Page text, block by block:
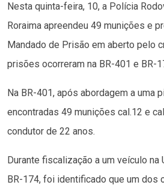
Nesta quinta-feira, 10, a Polícia
Roraima apreendeu 49 munições e
Mandado de Prisão em aberto pelo
prisões ocorreram na BR-401 e BR-
Na BR-401, após abordagem a uma
encontradas 49 munições cal.12 e
condutor de 22 anos.
Durante fiscalização a um veículo na
BR-174, foi identificado que um dos